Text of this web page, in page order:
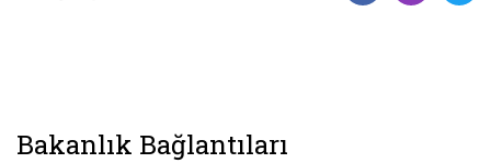
Bakanlık Bağlantıları